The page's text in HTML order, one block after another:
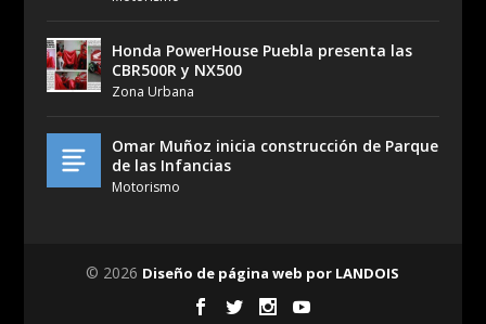
Honda PowerHouse Puebla presenta las
CBR500R y NX500
Zona Urbana
Omar Muñoz inicia construcción de Parque
de las Infancias
Motorismo
© 2026 Diseño de página web por LANDOIS